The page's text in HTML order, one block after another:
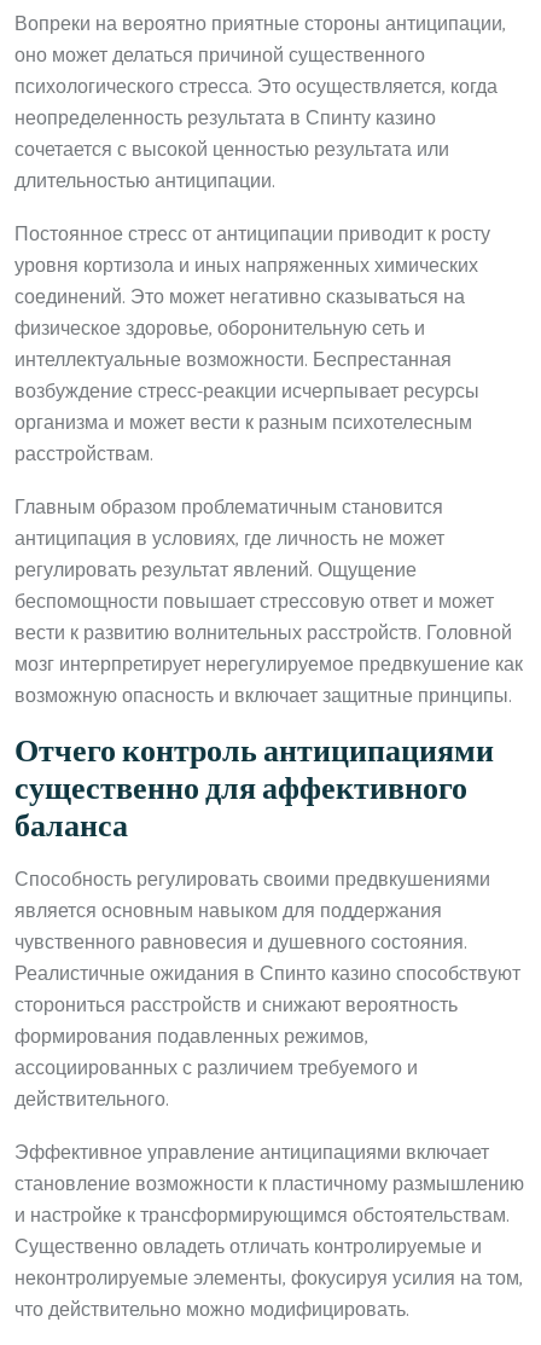
Вопреки на вероятно приятные стороны антиципации,
оно может делаться причиной существенного
психологического стресса. Это осуществляется, когда
неопределенность результата в Спинту казино
сочетается с высокой ценностью результата или
длительностью антиципации.
Постоянное стресс от антиципации приводит к росту
уровня кортизола и иных напряженных химических
соединений. Это может негативно сказываться на
физическое здоровье, оборонительную сеть и
интеллектуальные возможности. Беспрестанная
возбуждение стресс-реакции исчерпывает ресурсы
организма и может вести к разным психотелесным
расстройствам.
Главным образом проблематичным становится
антиципация в условиях, где личность не может
регулировать результат явлений. Ощущение
беспомощности повышает стрессовую ответ и может
вести к развитию волнительных расстройств. Головной
мозг интерпретирует нерегулируемое предвкушение как
возможную опасность и включает защитные принципы.
Отчего контроль антиципациями
существенно для аффективного
баланса
Способность регулировать своими предвкушениями
является основным навыком для поддержания
чувственного равновесия и душевного состояния.
Реалистичные ожидания в Спинто казино способствуют
сторониться расстройств и снижают вероятность
формирования подавленных режимов,
ассоциированных с различием требуемого и
действительного.
Эффективное управление антиципациями включает
становление возможности к пластичному размышлению
и настройке к трансформирующимся обстоятельствам.
Существенно овладеть отличать контролируемые и
неконтролируемые элементы, фокусируя усилия на том,
что действительно можно модифицировать.